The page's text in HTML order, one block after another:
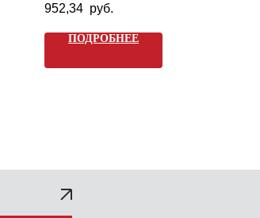
для механизированной плазменной
резки металла (низкоуглеродистой
стали, нержавеющей стали и алюминия
толщиной до 38 мм при силе тока
952,34 руб.
ПОДРОБНЕЕ